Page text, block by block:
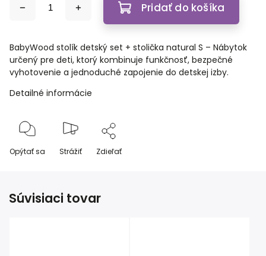
Pridať do košíka
BabyWood stolík detský set + stolička natural S – Nábytok
určený pre deti, ktorý kombinuje funkčnosť, bezpečné
vyhotovenie a jednoduché zapojenie do detskej izby.
Detailné informácie
Opýtať sa Strážiť Zdieľať
Súvisiaci tovar